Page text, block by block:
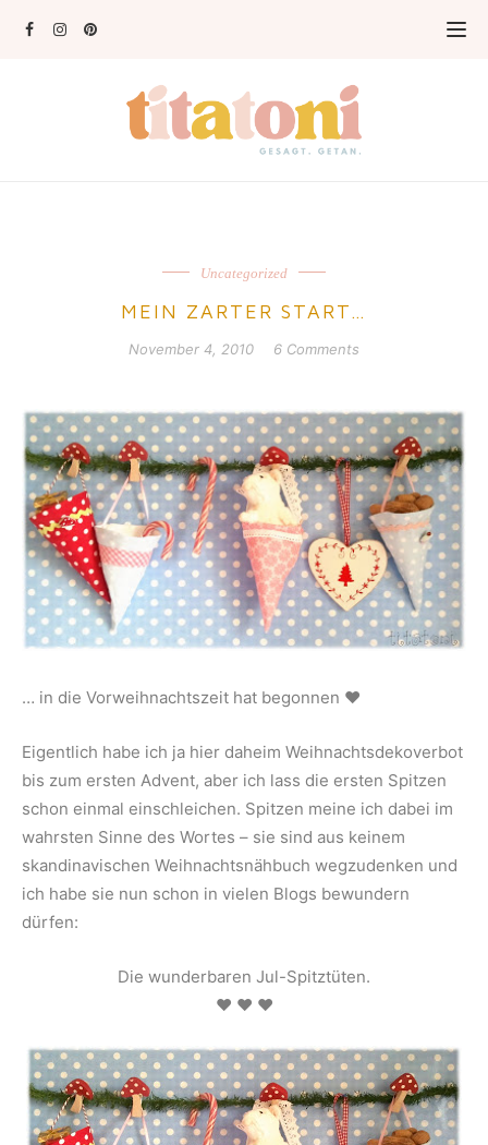
Uncategorized
MEIN ZARTER START…
November 4, 2010 6 Comments
… in die Vorweihnachtszeit hat begonnen ♥
Eigentlich habe ich ja hier daheim Weihnachtsdekoverbot
bis zum ersten Advent, aber ich lass die ersten Spitzen
schon einmal einschleichen. Spitzen meine ich dabei im
wahrsten Sinne des Wortes – sie sind aus keinem
skandinavischen Weihnachtsnähbuch wegzudenken und
ich habe sie nun schon in vielen Blogs bewundern
dürfen:
Die wunderbaren Jul-Spitztüten.
♥ ♥ ♥